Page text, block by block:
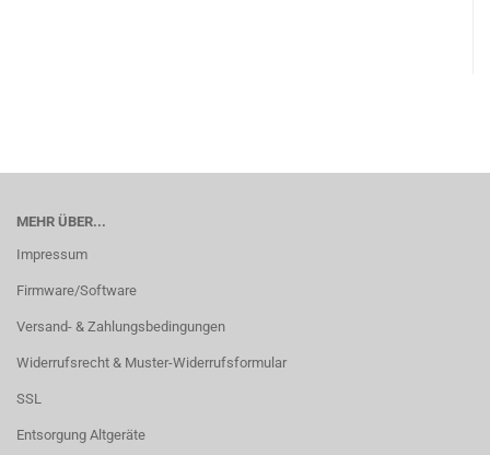
MEHR ÜBER...
Impressum
Firmware/Software
Versand- & Zahlungsbedingungen
Widerrufsrecht & Muster-Widerrufsformular
SSL
Entsorgung Altgeräte